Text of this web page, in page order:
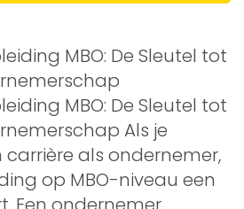
MBO: De Sleutel tot
MBO: De Sleutel tot
Als je
als ondernemer,
op MBO-niveau een